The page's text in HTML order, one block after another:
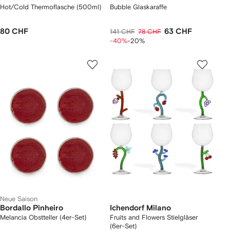
Hot/Cold Thermoflasche (500ml)
80 CHF
Bubble Glaskaraffe
141 CHF 78 CHF 63 CHF
-40%-20%
Neue Saison
Bordallo Pinheiro
Melancia Obstteller (4er-Set)
Ichendorf Milano
Fruits and Flowers Stielgläser
(6er-Set)